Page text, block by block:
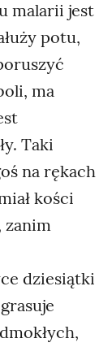
malarii jest
potu,
ma
Taki
na rękach
kości
dziesiątki